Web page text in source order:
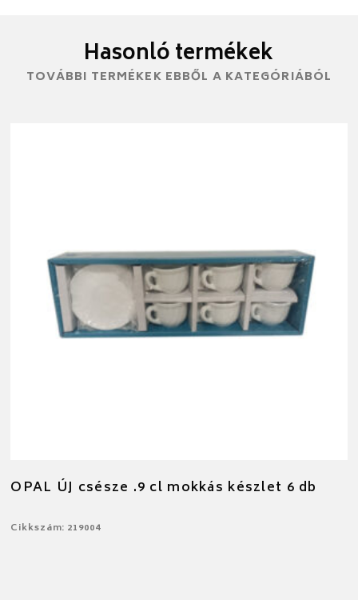
Hasonló termékek
TOVÁBBI TERMÉKEK EBBŐL A KATEGÓRIÁBÓL
OPAL ÚJ csésze .9 cl mokkás készlet 6 db
Cikkszám: 219004